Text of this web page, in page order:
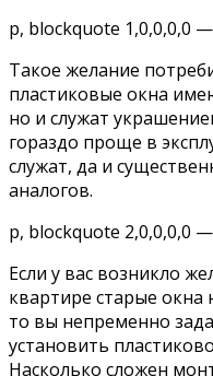
p, blockquote 1,0,0,0,0
Такое желание
пластиковые окна
но и служат
гораздо проще в
служат, да и
аналогов.
p, blockquote 2,0,0,0,0
Если у вас возникло
квартире старые окна
то вы непременно
установить
Насколько сложен